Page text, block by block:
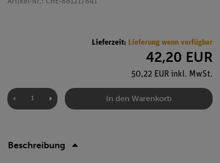
Lieferzeit: Lieferung wenn verfügbar
42,20 EUR
50,22 EUR inkl. MwSt.
In den Warenkorb
Beschreibung